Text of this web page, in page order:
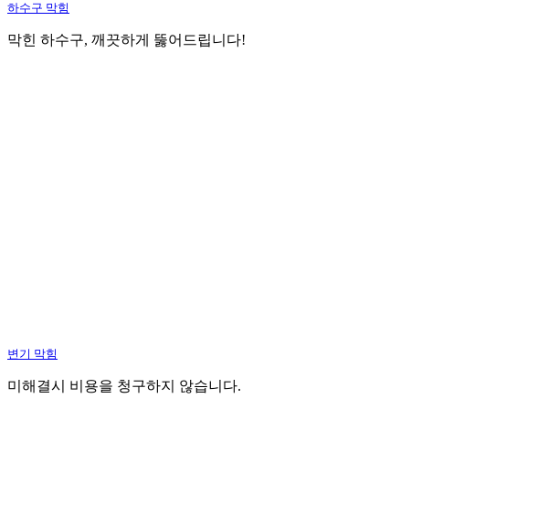
하수구 막힘
막힌 하수구, 깨끗하게 뚫어드립니다!
변기 막힘
미해결시 비용을 청구하지 않습니다.